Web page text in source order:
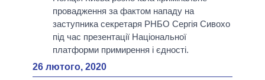
провадження за фактом нападу на
заступника секретаря РНБО Сергія Сивохо
під час презентації Національної
платформи примирення і єдності.
26 лютого, 2020